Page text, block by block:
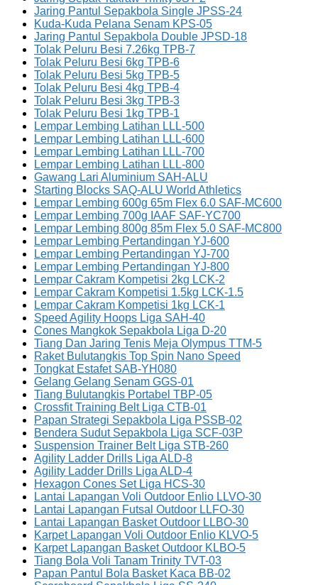
Jaring Pantul Sepakbola Single JPSS-24
Kuda-Kuda Pelana Senam KPS-05
Jaring Pantul Sepakbola Double JPSD-18
Tolak Peluru Besi 7.26kg TPB-7
Tolak Peluru Besi 6kg TPB-6
Tolak Peluru Besi 5kg TPB-5
Tolak Peluru Besi 4kg TPB-4
Tolak Peluru Besi 3kg TPB-3
Tolak Peluru Besi 1kg TPB-1
Lempar Lembing Latihan LLL-500
Lempar Lembing Latihan LLL-600
Lempar Lembing Latihan LLL-700
Lempar Lembing Latihan LLL-800
Gawang Lari Aluminium SAH-ALU
Starting Blocks SAQ-ALU World Athletics
Lempar Lembing 600g 65m Flex 6.0 SAF-MC600
Lempar Lembing 700g IAAF SAF-YC700
Lempar Lembing 800g 85m Flex 5.0 SAF-MC800
Lempar Lembing Pertandingan YJ-600
Lempar Lembing Pertandingan YJ-700
Lempar Lembing Pertandingan YJ-800
Lempar Cakram Kompetisi 2kg LCK-2
Lempar Cakram Kompetisi 1.5kg LCK-1.5
Lempar Cakram Kompetisi 1kg LCK-1
Speed Agility Hoops Liga SAH-40
Cones Mangkok Sepakbola Liga D-20
Tiang Dan Jaring Tenis Meja Olympus TTM-5
Raket Bulutangkis Top Spin Nano Speed
Tongkat Estafet SAB-YH080
Gelang Gelang Senam GGS-01
Tiang Bulutangkis Portabel TBP-05
Crossfit Training Belt Liga CTB-01
Papan Strategi Sepakbola Liga PSSB-02
Bendera Sudut Sepakbola Liga SCF-03P
Suspension Trainer Belt Liga STB-260
Agility Ladder Drills Liga ALD-8
Agility Ladder Drills Liga ALD-4
Hexagon Cones Set Liga HCS-30
Lantai Lapangan Voli Outdoor Enlio LLVO-30
Lantai Lapangan Futsal Outdoor LLFO-30
Lantai Lapangan Basket Outdoor LLBO-30
Karpet Lapangan Voli Outdoor Enlio KLVO-5
Karpet Lapangan Basket Outdoor KLBO-5
Tiang Bola Voli Tanam Trinity TVT-03
Papan Pantul Bola Basket Kaca BB-02